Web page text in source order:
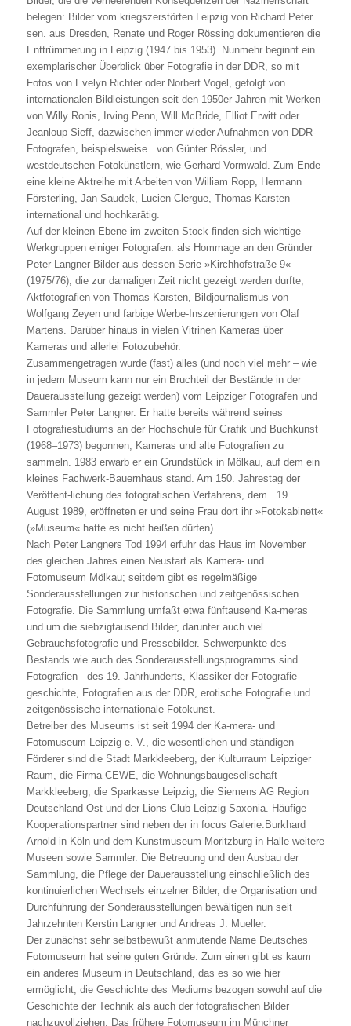
belegen: Bilder vom kriegszerstörten Leipzig von Richard Peter
sen. aus Dresden, Renate und Roger Rössing dokumentieren die
Enttrümmerung in Leipzig (1947 bis 1953). Nunmehr beginnt ein
exemplarischer Überblick über Fotografie in der DDR, so mit
Fotos von Evelyn Richter oder Norbert Vogel, gefolgt von
internationalen Bildleistungen seit den 1950er Jahren mit Werken
von Willy Ronis, Irving Penn, Will McBride, Elliot Erwitt oder
Jeanloup Sieff, dazwischen immer wieder Aufnahmen von DDR-
Fotografen, beispielsweise von Günter Rössler, und
westdeutschen Fotokünstlern, wie Gerhard Vormwald. Zum Ende
eine kleine Aktreihe mit Arbeiten von William Ropp, Hermann
Försterling, Jan Saudek, Lucien Clergue, Thomas Karsten –
international und hochkarätig.
Auf der kleinen Ebene im zweiten Stock finden sich wichtige
Werkgruppen einiger Fotografen: als Hommage an den Gründer
Peter Langner Bilder aus dessen Serie »Kirchhofstraße 9«
(1975/76), die zur damaligen Zeit nicht gezeigt werden durfte,
Aktfotografien von Thomas Karsten, Bildjournalismus von
Wolfgang Zeyen und farbige Werbe-Inszenierungen von Olaf
Martens. Darüber hinaus in vielen Vitrinen Kameras über
Kameras und allerlei Fotozubehör.
Zusammengetragen wurde (fast) alles (und noch viel mehr – wie
in jedem Museum kann nur ein Bruchteil der Bestände in der
Dauerausstellung gezeigt werden) vom Leipziger Fotografen und
Sammler Peter Langner. Er hatte bereits während seines
Fotografiestudiums an der Hochschule für Grafik und Buchkunst
(1968–1973) begonnen, Kameras und alte Fotografien zu
sammeln. 1983 erwarb er ein Grundstück in Mölkau, auf dem ein
kleines Fachwerk-Bauernhaus stand. Am 150. Jahrestag der
Veröffent-lichung des fotografischen Verfahrens, dem 19.
August 1989, eröffneten er und seine Frau dort ihr »Fotokabinett«
(»Museum« hatte es nicht heißen dürfen).
Nach Peter Langners Tod 1994 erfuhr das Haus im November
des gleichen Jahres einen Neustart als Kamera- und
Fotomuseum Mölkau; seitdem gibt es regelmäßige
Sonderausstellungen zur historischen und zeitgenössischen
Fotografie. Die Sammlung umfaßt etwa fünftausend Ka-meras
und um die siebzigtausend Bilder, darunter auch viel
Gebrauchsfotografie und Pressebilder. Schwerpunkte des
Bestands wie auch des Sonderausstellungsprogramms sind
Fotografien des 19. Jahrhunderts, Klassiker der Fotografie-
geschichte, Fotografien aus der DDR, erotische Fotografie und
zeitgenössische internationale Fotokunst.
Betreiber des Museums ist seit 1994 der Ka-mera- und
Fotomuseum Leipzig e. V., die wesentlichen und ständigen
Förderer sind die Stadt Markkleeberg, der Kulturraum Leipziger
Raum, die Firma CEWE, die Wohnungsbaugesellschaft
Markkleeberg, die Sparkasse Leipzig, die Siemens AG Region
Deutschland Ost und der Lions Club Leipzig Saxonia. Häufige
Kooperationspartner sind neben der in focus Galerie.Burkhard
Arnold in Köln und dem Kunstmuseum Moritzburg in Halle weitere
Museen sowie Sammler. Die Betreuung und den Ausbau der
Sammlung, die Pflege der Dauerausstellung einschließlich des
kontinuierlichen Wechsels einzelner Bilder, die Organisation und
Durchführung der Sonderausstellungen bewältigen nun seit
Jahrzehnten Kerstin Langner und Andreas J. Mueller.
Der zunächst sehr selbstbewußt anmutende Name Deutsches
Fotomuseum hat seine guten Gründe. Zum einen gibt es kaum
ein anderes Museum in Deutschland, das es so wie hier
ermöglicht, die Geschichte des Mediums bezogen sowohl auf die
Geschichte der Technik als auch der fotografischen Bilder
nachzuvollziehen. Das frühere Fotomuseum im Münchner